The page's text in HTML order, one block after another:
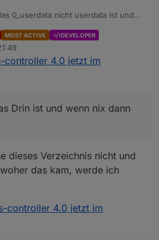
0_userdata nicht userdata ist und
das du vllt früher mal manuell
solchen Verzeichnis hattest (kann
Ansonsten: schau was Drin ist und
löschen und Ende.
MOST ACTIVE DEVELOPER
controller 4.0 jetzt im
Drin ist und wenn nix dann
dieses Verzeichnis nicht und
das kam, werde ich
controller 4.0 jetzt im